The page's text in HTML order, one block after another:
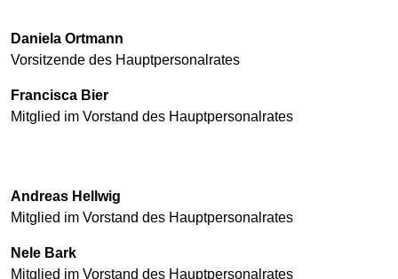
Daniela Ortmann
Vorsitzende des Hauptpersonalrates
Francisca Bier
Mitglied im Vorstand des Hauptpersonalrates
Andreas Hellwig
Mitglied im Vorstand des Hauptpersonalrates
Nele Bark
Mitglied im Vorstand des Hauptpersonalrates